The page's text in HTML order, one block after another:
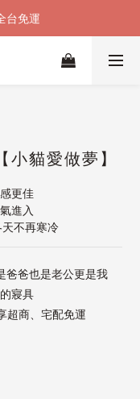
馬上折
台免運
上折
貓愛做夢】
更佳
進入
不再寒冷
爸爸也是老公更是我
寢具
超商、宅配免運